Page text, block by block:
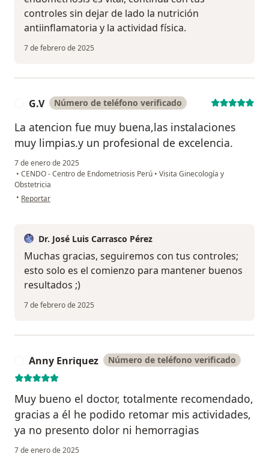
controles sin dejar de lado la nutrición
antiinflamatoria y la actividad física.
7 de febrero de 2025
G.V Número de teléfono verificado
La atencion fue muy buena,las instalaciones
muy limpias.y un profesional de excelencia.
7 de enero de 2025
• CENDO - Centro de Endometriosis Perú • Visita Ginecología y
Obstetricia
• en opinión del usuario G.V
Reportar
Dr. José Luis Carrasco Pérez
Muchas gracias, seguiremos con tus controles;
esto solo es el comienzo para mantener buenos
resultados ;)
7 de febrero de 2025
Anny Enriquez Número de teléfono verificado
Muy bueno el doctor, totalmente recomendado,
gracias a él he podido retomar mis actividades,
ya no presento dolor ni hemorragias
7 de enero de 2025